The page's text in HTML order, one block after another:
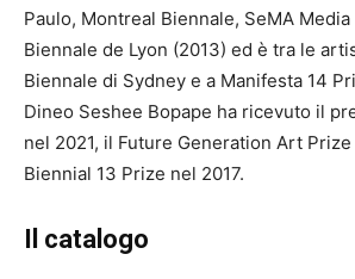
Paulo, Montreal Biennale, SeMA
Biennale de Lyon (2013) ed è tra le
Biennale di Sydney e a Manifesta 14
Dineo Seshee Bopape ha ricevuto il
nel 2021, il Future Generation Art
Biennial 13 Prize nel 2017.
Il catalogo